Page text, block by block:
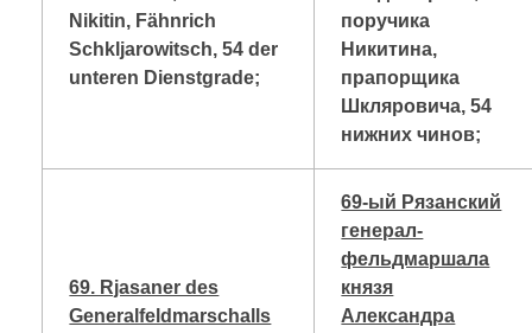
Nikitin, Fähnrich
Schkljarowitsch, 54 der
unteren Dienstgrade;
поручика
Никитина,
прапорщика
Шкляровича, 54
нижних чинов;
69. Rjasaner des
Generalfeldmarschalls
69-ый Рязанский
генерал-
фельдмаршала
князя
Александра